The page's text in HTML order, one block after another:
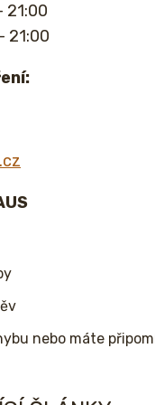
21:00
21:00
nebo máte